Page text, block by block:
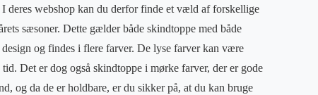
deres webshop kan du derfor finde et væld af forskellige
sæsoner. Dette gælder både skindtoppe med både
og findes i flere farver. De lyse farver kan være
Det er dog også skindtoppe i mørke farver, der er gode
og da de er holdbare, er du sikker på, at du kan bruge